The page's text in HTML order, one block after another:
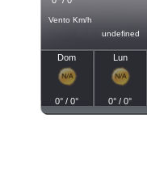
Vento Km/h
undefined
Dom
0° / 0°
Lun
0° / 0°